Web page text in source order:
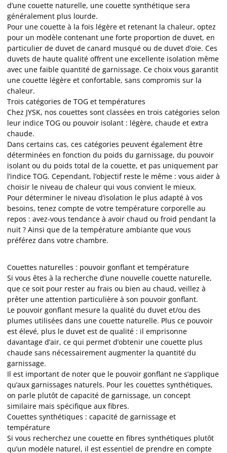
d’une couette naturelle, une couette synthétique sera
généralement plus lourde.
Pour une couette à la fois légère et retenant la chaleur, optez
pour un modèle contenant une forte proportion de duvet, en
particulier de duvet de canard musqué ou de duvet d’oie. Ces
duvets de haute qualité offrent une excellente isolation même
avec une faible quantité de garnissage. Ce choix vous garantit
une couette légère et confortable, sans compromis sur la
chaleur.
Trois catégories de TOG et températures
Chez JYSK, nos couettes sont classées en trois catégories selon
leur indice TOG ou pouvoir isolant : légère, chaude et extra
chaude.
Dans certains cas, ces catégories peuvent également être
déterminées en fonction du poids du garnissage, du pouvoir
isolant ou du poids total de la couette, et pas uniquement par
l’indice TOG. Cependant, l’objectif reste le même : vous aider à
choisir le niveau de chaleur qui vous convient le mieux.
Pour déterminer le niveau d’isolation le plus adapté à vos
besoins, tenez compte de votre température corporelle au
repos : avez-vous tendance à avoir chaud ou froid pendant la
nuit ? Ainsi que de la température ambiante que vous
préférez dans votre chambre.
Couettes naturelles : pouvoir gonflant et température
Si vous êtes à la recherche d’une nouvelle couette naturelle,
que ce soit pour rester au frais ou bien au chaud, veillez à
prêter une attention particulière à son pouvoir gonflant.
Le pouvoir gonflant mesure la qualité du duvet et/ou des
plumes utilisées dans une couette naturelle. Plus ce pouvoir
est élevé, plus le duvet est de qualité : il emprisonne
davantage d’air, ce qui permet d’obtenir une couette plus
chaude sans nécessairement augmenter la quantité du
garnissage.
Il est important de noter que le pouvoir gonflant ne s’applique
qu’aux garnissages naturels. Pour les couettes synthétiques,
on parle plutôt de capacité de garnissage, un concept
similaire mais spécifique aux fibres.
Couettes synthétiques : capacité de garnissage et
température
Si vous recherchez une couette en fibres synthétiques plutôt
qu’un modèle naturel, il est essentiel de prendre en compte